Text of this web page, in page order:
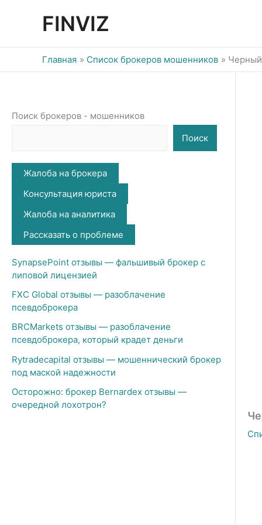
FINVIZ
Главная Список брокеров мошенников Черный
Поиск брокеров - мошенников
Поиск
Жалоба на брокера
Консультация юриста
Жалоба на аналитика
Рассказать о проблеме
SynapsePoint отзывы — фальшивый брокер с
липовой лицензией
FXC Global отзывы — разоблачение
псевдоброкера
BRCMarkets отзывы — разоблачение
псевдоброкера, который крадет деньги
Rytradecapital отзывы — мошеннический брокер
под маской надежности
Осторожно: брокер Bernardex отзывы —
очередной лохотрон?